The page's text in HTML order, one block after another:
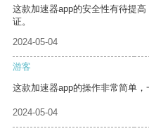
这款加速器app的安全性有待提
证。
2024-05-04
游客
这款加速器app的操作非常简单，
2024-05-04